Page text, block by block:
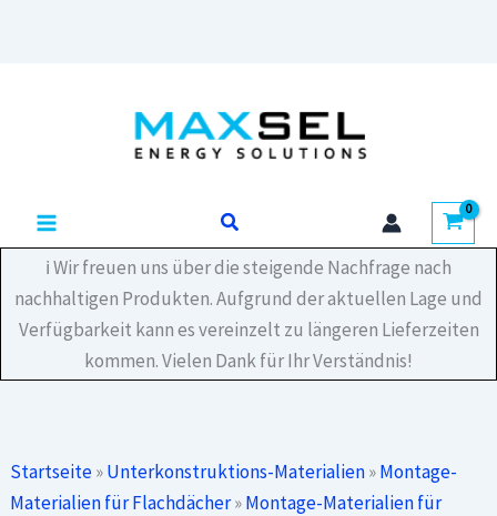
Suchen
ℹ️ Wir freuen uns über die steigende Nachfrage nach
nachhaltigen Produkten. Aufgrund der aktuellen Lage und
Verfügbarkeit kann es vereinzelt zu längeren Lieferzeiten
kommen. Vielen Dank für Ihr Verständnis!
Startseite»Unterkonstruktions-Materialien»Montage-
Materialien für Flachdächer»Montage-Materialien für